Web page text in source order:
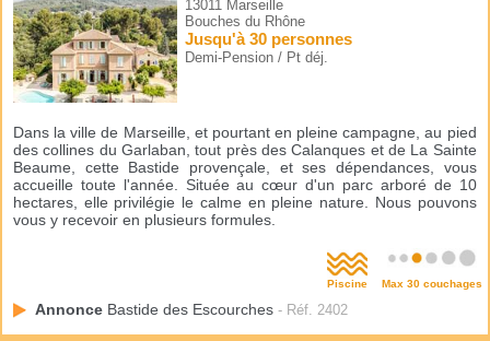
13011 Marseille
Bouches du Rhône
Jusqu'à 30 personnes
Demi-Pension / Pt déj.
Dans la ville de Marseille, et pourtant en pleine campagne, au pied
des collines du Garlaban, tout près des Calanques et de La Sainte
Beaume, cette Bastide provençale, et ses dépendances, vous
accueille toute l'année. Située au cœur d'un parc arboré de 10
hectares, elle privilégie le calme en pleine nature. Nous pouvons
vous y recevoir en plusieurs formules.
Piscine Max 30 couchages
Annonce Bastide des Escourches - Réf. 2402